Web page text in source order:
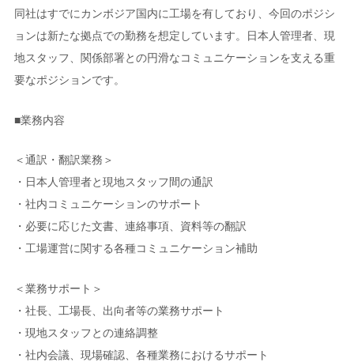
同社はすでにカンボジア国内に工場を有しており、今回のポジシ
ョンは新たな拠点での勤務を想定しています。日本人管理者、現
地スタッフ、関係部署との円滑なコミュニケーションを支える重
要なポジションです。
■業務内容
＜通訳・翻訳業務＞
・日本人管理者と現地スタッフ間の通訳
・社内コミュニケーションのサポート
・必要に応じた文書、連絡事項、資料等の翻訳
・工場運営に関する各種コミュニケーション補助
＜業務サポート＞
・社長、工場長、出向者等の業務サポート
・現地スタッフとの連絡調整
・社内会議、現場確認、各種業務におけるサポート